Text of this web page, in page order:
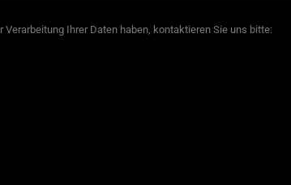
Ihrer Daten haben, kontaktieren Sie uns bitte: